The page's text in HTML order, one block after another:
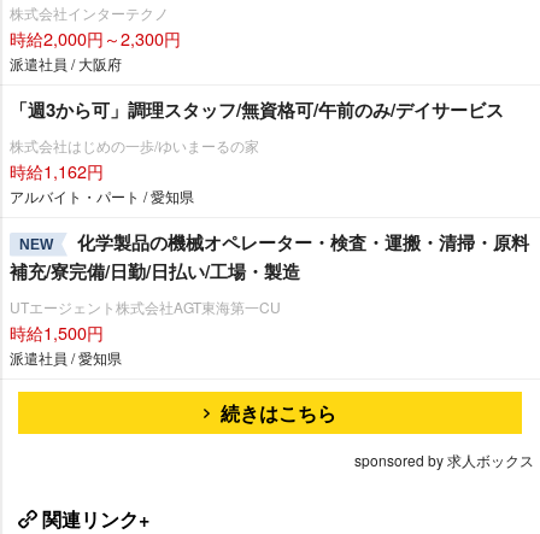
株式会社インターテクノ
時給2,000円～2,300円
派遣社員 / 大阪府
「週3から可」調理スタッフ/無資格可/午前のみ/デイサービス
株式会社はじめの一歩/ゆいまーるの家
時給1,162円
アルバイト・パート / 愛知県
NEW
化学製品の機械オペレーター・検査・運搬・清掃・原料
補充/寮完備/日勤/日払い/工場・製造
UTエージェント株式会社AGT東海第一CU
時給1,500円
派遣社員 / 愛知県
続きはこちら
sponsored by 求人ボックス
関連リンク+